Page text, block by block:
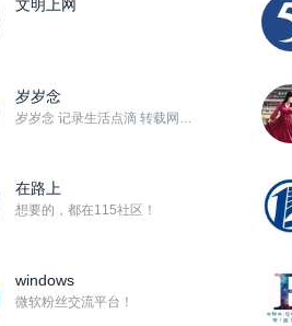
文明上网
岁岁念
岁岁念 记录生活点滴 转载网络精华
在路上
想要的，都在115社区！
windows
微软粉丝交流平台！